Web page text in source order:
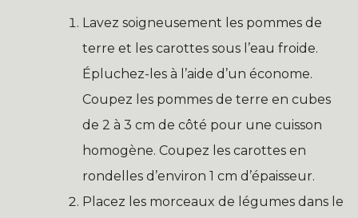
Lavez soigneusement les pommes de
terre et les carottes sous l’eau froide.
Épluchez-les à l’aide d’un économe.
Coupez les pommes de terre en cubes
de 2 à 3 cm de côté pour une cuisson
homogène. Coupez les carottes en
rondelles d’environ 1 cm d’épaisseur.
Placez les morceaux de légumes dans le